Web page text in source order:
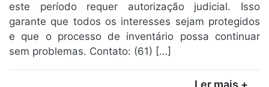
este período requer autorização judicial. Isso
garante que todos os interesses sejam protegidos
e que o processo de inventário possa continuar
sem problemas. Contato: (61) […]
Ler mais +